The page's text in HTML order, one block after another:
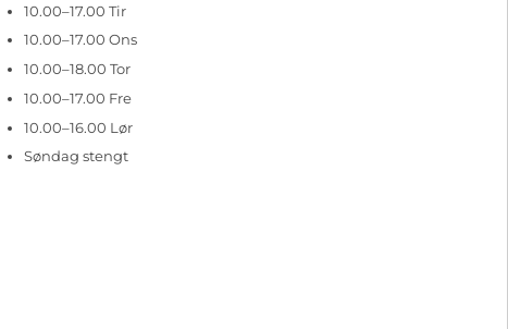
10.00–17.00 Tir
10.00–17.00 Ons
10.00–18.00 Tor
10.00–17.00 Fre
10.00–16.00 Lør
Søndag stengt